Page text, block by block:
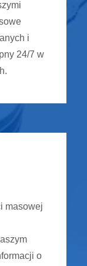
i
24/7 w
masowej
o